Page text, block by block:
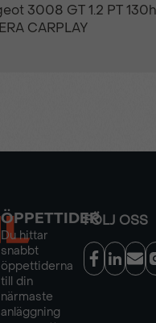
3008 GT 1.2 PT
CARPLAY
ÖPPETTIDER
Du hittar
snabbt
öppettiderna
till din
närmaste
anläggning
FÖLJ OSS